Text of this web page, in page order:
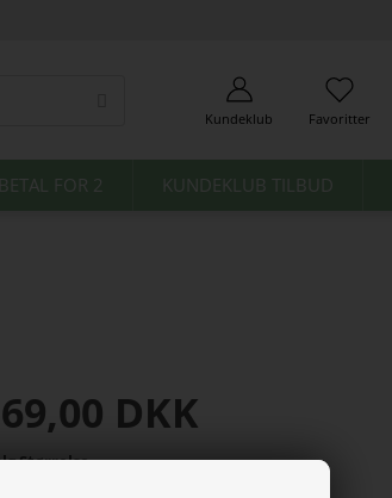
Kundeklub Favoritter
FOR 2 KUNDEKLUB TILBUD
DKK
Størrelse